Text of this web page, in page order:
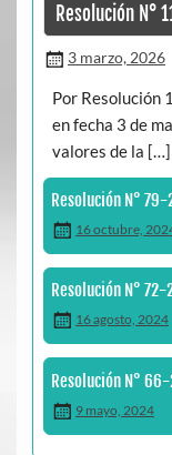
Resolución N°
3 marzo, 2026
Por Resolución
en fecha 3 de
valores de la […]
Resolución N°
16 octubre,
Resolución N°
16 agosto, 2024
Resolución N°
9 mayo, 2024